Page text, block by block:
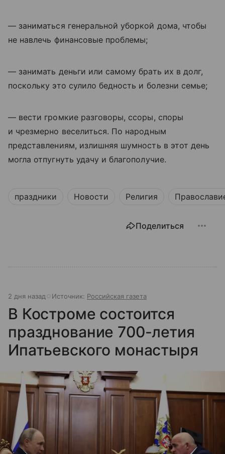
— заниматься генеральной уборкой дома, чтобы
не навлечь финансовые проблемы;
— занимать деньги или самому брать их в долг,
поскольку это сулило бедность и болезни семье;
— вести громкие разговоры, ссоры, споры
и чрезмерно веселиться. По народным
представлениям, излишняя шумность в этот день
могла отпугнуть удачу и благополучие.
праздники Новости Религия
Поделиться
2 дня назад Источник: Российская газета
В Костроме состоится
празднование 700-летия
Ипатьевского монастыря